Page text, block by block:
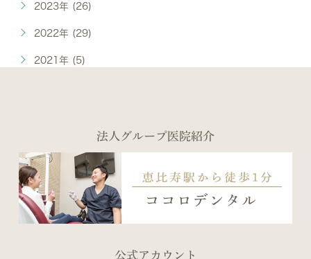
2023年 (26)
2022年 (29)
2021年 (5)
法人グループ医院紹介
公式アカウント